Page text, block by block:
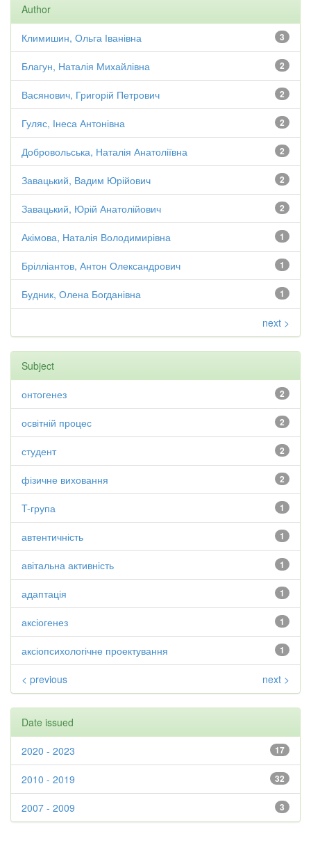
Author
3
Климишин, Ольга Іванівна
2
Благун, Наталія Михайлівна
2
Васянович, Григорій Петрович
2
Гуляс, Інеса Антонівна
2
Добровольська, Наталія Анатоліївна
2
Завацький, Вадим Юрійович
2
Завацький, Юрій Анатолійович
1
Акімова, Наталія Володимирівна
1
Брілліантов, Антон Олександрович
1
Будник, Олена Богданівна
next >
Subject
2
онтогенез
2
освітній процес
2
студент
2
фізичне виховання
1
T-група
1
автентичність
1
авітальна активність
1
адаптація
1
аксіогенез
1
аксіопсихологічне проектування
< previous next >
Date issued
17
2020 - 2023
32
2010 - 2019
3
2007 - 2009